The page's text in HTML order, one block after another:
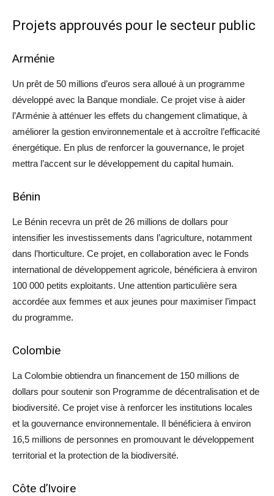
Projets approuvés pour le secteur public
Arménie
Un prêt de 50 millions d’euros sera alloué à un programme
développé avec la Banque mondiale. Ce projet vise à aider
l’Arménie à atténuer les effets du changement climatique, à
améliorer la gestion environnementale et à accroître l’efficacité
énergétique. En plus de renforcer la gouvernance, le projet
mettra l’accent sur le développement du capital humain.
Bénin
Le Bénin recevra un prêt de 26 millions de dollars pour
intensifier les investissements dans l’agriculture, notamment
dans l’horticulture. Ce projet, en collaboration avec le Fonds
international de développement agricole, bénéficiera à environ
100 000 petits exploitants. Une attention particulière sera
accordée aux femmes et aux jeunes pour maximiser l’impact
du programme.
Colombie
La Colombie obtiendra un financement de 150 millions de
dollars pour soutenir son Programme de décentralisation et de
biodiversité. Ce projet vise à renforcer les institutions locales
et la gouvernance environnementale. Il bénéficiera à environ
16,5 millions de personnes en promouvant le développement
territorial et la protection de la biodiversité.
Côte d’Ivoire